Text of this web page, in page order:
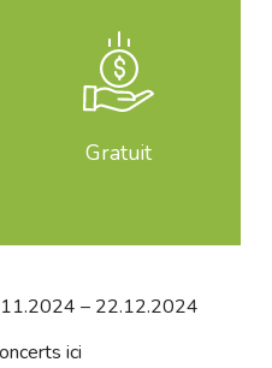
Gratuit
– 22.12.2024
ici